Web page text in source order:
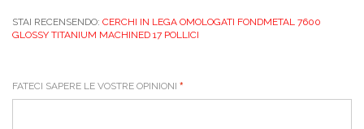
STAI RECENSENDO: CERCHI IN LEGA OMOLOGATI FONDMETAL 7600
GLOSSY TITANIUM MACHINED 17 POLLICI
FATECI SAPERE LE VOSTRE OPINIONI